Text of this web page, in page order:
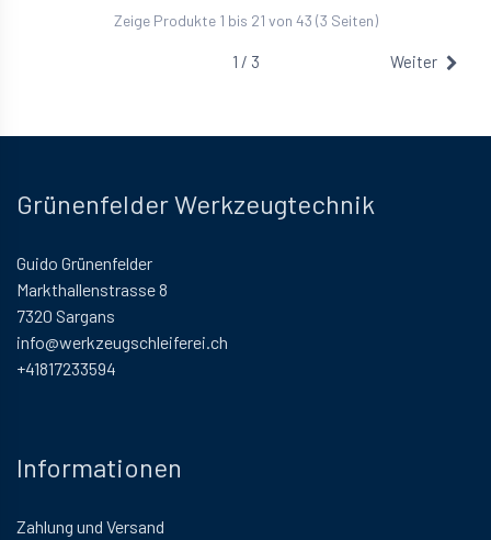
Zeige Produkte 1 bis 21 von 43 (3 Seiten)
1 / 3 Weiter
Grünenfelder Werkzeugtechnik
Guido Grünenfelder
Markthallenstrasse 8
7320 Sargans
info@werkzeugschleiferei.ch
+41817233594
Informationen
Zahlung und Versand